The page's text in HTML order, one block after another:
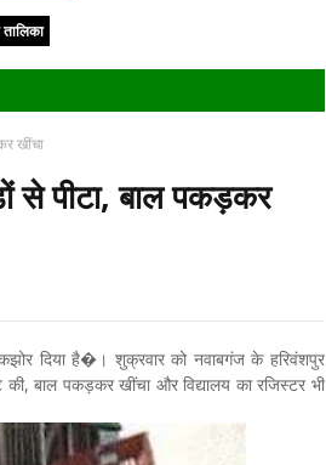
खींचा
से पीटा, बाल पकड़कर
दिया है�। शुक्रवार को नवाबगंज के हरिवंशपुर
बाल पकड़कर खींचा और विद्यालय का रजिस्टर भी